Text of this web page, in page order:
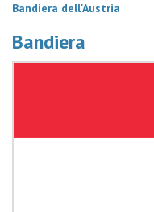
Bandiera dell'Austria
Bandiera